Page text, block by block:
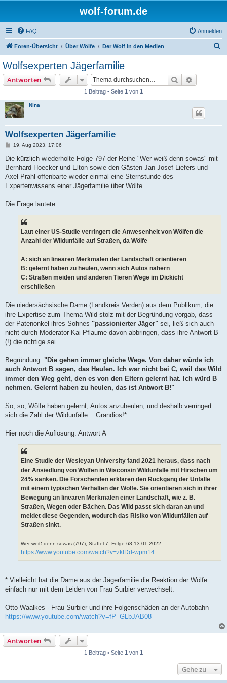
wolf-forum.de
FAQ Anmelden
Foren-Übersicht Über Wölfe Der Wolf in den Medien
Wolfsexperten Jägerfamilie
Antworten Suche
1 Beitrag • Seite 1 von 1
Nina
Wolfsexperten Jägerfamilie
B
i
r
a
19. Aug 2023, 17:06
Die kürzlich wiederholte Folge 797 der Reihe "Wer weiß denn sowas" mit
Bernhard Hoecker und Elton sowie den Gästen Jan-Josef Liefers und
Axel Prahl offenbarte wieder einmal eine Sternstunde des
Expertenwissens einer Jägerfamilie über Wölfe.
Die Frage lautete:
Laut einer US-Studie verringert die Anwesenheit von Wölfen die
Anzahl der Wildunfälle auf Straßen, da Wölfe
A: sich an linearen Merkmalen der Landschaft orientieren
B: gelernt haben zu heulen, wenn sich Autos nähern
C: Straßen meiden und anderen Tieren Wege im Dickicht
erschließen
Die niedersächsische Dame (Landkreis Verden) aus dem Publikum, die
ihre Expertise zum Thema Wild stolz mit der Begründung vorgab, dass
der Patenonkel ihres Sohnes "passionierter Jäger" sei, ließ sich auch
nicht durch Moderator Kai Pflaume davon abbringen, dass ihre Antwort B
(!) die richtige sei.
Begründung: "Die gehen immer gleiche Wege. Von daher würde ich
auch Antwort B sagen, das Heulen. Ich war nicht bei C, weil das Wild
immer den Weg geht, den es von den Eltern gelernt hat. Ich würd B
nehmen. Gelernt haben zu heulen, das ist Antwort B!"
So, so, Wölfe haben gelernt, Autos anzuheulen, und deshalb verringert
sich die Zahl der Wildunfälle... Grandios!*
Hier noch die Auflösung: Antwort A
Eine Studie der Wesleyan University fand 2021 heraus, dass nach
der Ansiedlung von Wölfen in Wisconsin Wildunfälle mit Hirschen um
24% sanken. Die Forschenden erklären den Rückgang der Unfälle
mit einem typischen Verhalten der Wölfe. Sie orientieren sich in ihrer
Bewegung an linearen Merkmalen einer Landschaft, wie z. B.
Straßen, Wegen oder Bächen. Das Wild passt sich daran an und
meidet diese Gegenden, wodurch das Risiko von Wildunfällen auf
Straßen sinkt.
Wer weiß denn sowas (797), Staffel 7, Folge 68 13.01.2022
https://www.youtube.com/watch?v=zkIDd-wpm14
* Vielleicht hat die Dame aus der Jägerfamilie die Reaktion der Wölfe
einfach nur mit dem Leiden von Frau Surbier verwechselt:
Otto Waalkes - Frau Surbier und ihre Folgenschäden an der Autobahn
https://www.youtube.com/watch?v=fP_GLbJAB08
Antworten
1 Beitrag • Seite 1 von 1
Gehe zu